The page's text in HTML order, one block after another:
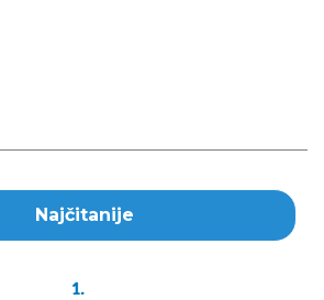
Najčitanije
1.